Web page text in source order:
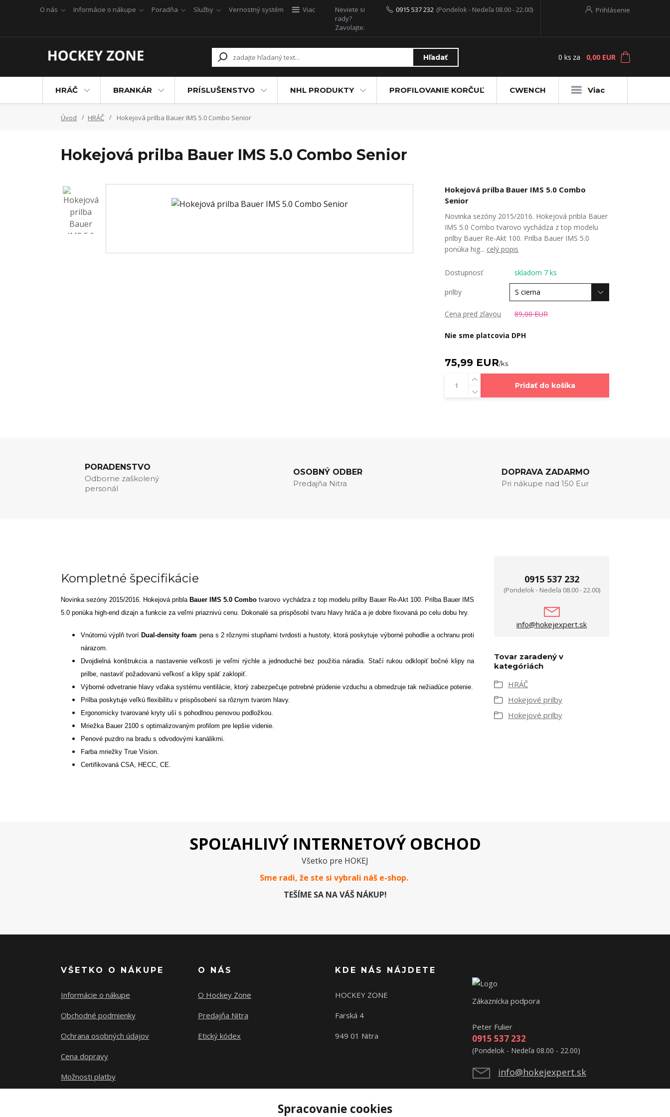
O nás Informácie o nákupe Poradňa Služby Vernostný systém Viac Prihlásenie
Hľadať
Neviete si
rady?
Zavolajte.
0915 537 232 (Pondelok - Nedeľa 08.00 - 22.00)
0 ks za 0,00 EUR
HRÁČ BRANKÁR PRÍSLUŠENSTVO NHL PRODUKTY PROFILOVANIE KORČUĽ CWENCH Viac
Úvod HRÁČ Hokejová prilba Bauer IMS 5.0 Combo Senior
Hokejová prilba Bauer IMS 5.0 Combo Senior
Hokejová prilba Bauer IMS 5.0 Combo
Senior
Novinka sezóny 2015/2016. Hokejová pribla Bauer
IMS 5.0 Combo tvarovo vychádza z top modelu
prilby Bauer Re-Akt 100. Prilba Bauer IMS 5.0
ponúka hig... celý popis
Dostupnosť skladom 7 ks
prilby
Cena pred zľavou 89,00 EUR
Nie sme platcovia DPH
75,99 EUR/ks
Pridať do košíka
PORADENSTVO
Odborne zaškolený
personál
OSOBNÝ ODBER
Predajňa Nitra
DOPRAVA ZADARMO
Pri nákupe nad 150 Eur
Kompletné špecifikácie
Novinka sezóny 2015/2016. Hokejová pribla Bauer IMS 5.0 Combo tvarovo vychádza z top modelu prilby Bauer Re-Akt 100. Prilba Bauer IMS
5.0 ponúka high-end dizajn a funkcie za veľmi priaznivú cenu. Dokonalé sa prispôsobí tvaru hlavy hráča a je dobre fixovaná po celu dobu hry.
Vnútornú výplň tvoríDual-density foam pena s 2 rôznymi stupňami tvrdosti a hustoty, ktorá poskytuje výborné pohodlie a ochranu proti
nárazom.
Dvojdielná konštrukcia a nastavenie veľkosti je veľmi rýchle a jednoduché bez použitia náradia. Stačí rukou odklopiť bočné klipy na
prilbe, nastaviť požadovanú veľkosť a klipy späť zaklopiť.
Výborné odvetranie hlavy vďaka systému ventilácie, ktorý zabezpečuje potrebné prúdenie vzduchu a obmedzuje tak nežiadúce potenie.
Prilba poskytuje veľkú flexibilitu v prispôsobení sa rôznym tvarom hlavy.
Ergonomicky tvarované kryty uší s pohodlnou penovou podložkou.
Mriežka Bauer 2100 s optimalizovaným profilom pre lepšie videnie.
Penové puzdro na bradu s odvodovými kanálikmi.
Farba mriežky True Vision.
Certifikovaná CSA, HECC, CE.
0915 537 232
(Pondelok - Nedeľa 08.00 - 22.00)
info@hokejexpert.sk
Tovar zaradený v
kategóriách
HRÁČ
Hokejové prilby
Hokejové prilby
SPOĽAHLIVÝ INTERNETOVÝ OBCHOD
Všetko pre HOKEJ
Sme radi, že ste si vybrali náš e-shop.
TEŠÍME SA NA VÁŠ NÁKUP!
VŠETKO O NÁKUPE
Informácie o nákupe
Obchodné podmienky
Ochrana osobných údajov
Cena dopravy
Možnosti platby
O NÁS
O Hockey Zone
Predajňa Nitra
Etický kódex
KDE NÁS NÁJDETE
HOCKEY ZONE
Farská 4
949 01 Nitra
Zákaznícka podpora
Peter Fulier
0915 537 232
(Pondelok - Nedeľa 08.00 - 22.00)
info@hokejexpert.sk
Spracovanie cookies